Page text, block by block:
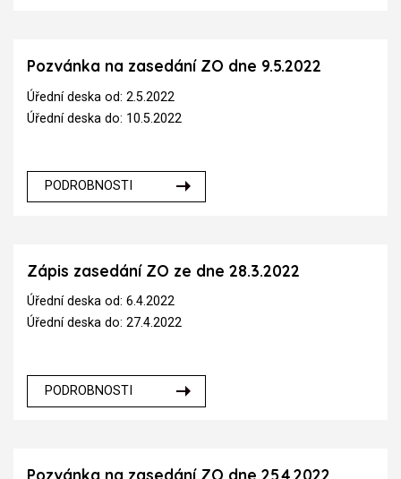
Pozvánka na zasedání ZO dne 9.5.2022
Úřední deska od: 2.5.2022
Úřední deska do: 10.5.2022
PODROBNOSTI
Zápis zasedání ZO ze dne 28.3.2022
Úřední deska od: 6.4.2022
Úřední deska do: 27.4.2022
PODROBNOSTI
Pozvánka na zasedání ZO dne 25.4.2022